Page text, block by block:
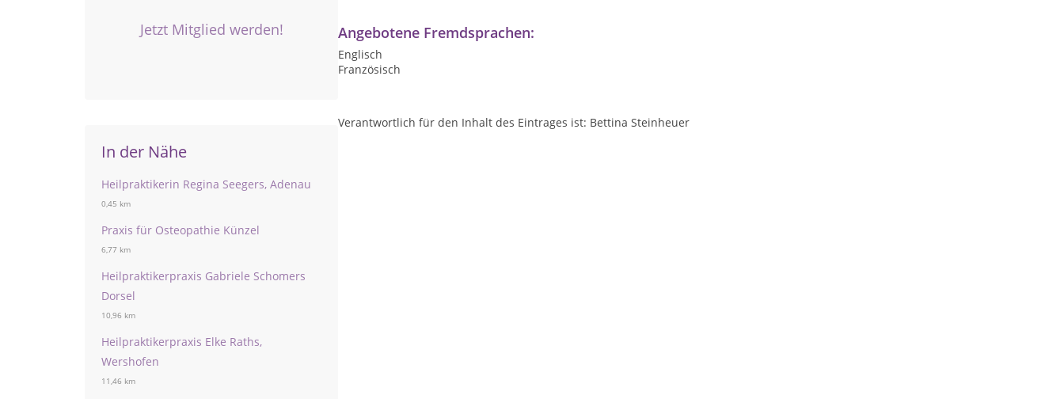
Jetzt Mitglied werden!
In der Nähe
Heilpraktikerin Regina Seegers, Adenau
0,45 km
Praxis für Osteopathie Künzel
6,77 km
Heilpraktikerpraxis Gabriele Schomers
Dorsel
10,96 km
Heilpraktikerpraxis Elke Raths,
Wershofen
11,46 km
Angebotene Fremdsprachen:
Englisch
Französisch
Verantwortlich für den Inhalt des Eintrages ist: Bettina Steinheuer